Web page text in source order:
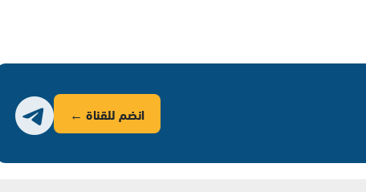
انضم للقناة ←